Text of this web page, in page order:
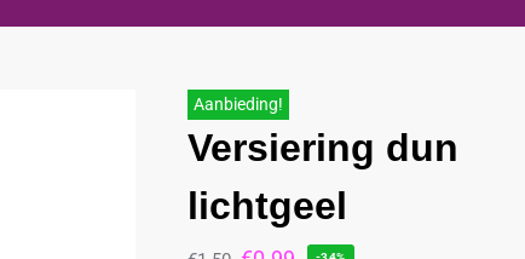
Aanbieding!
Versiering dun
lichtgeel